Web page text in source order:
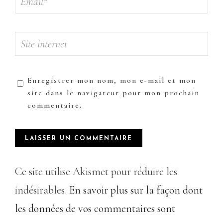
Enregistrer mon nom, mon e-mail et mon
site dans le navigateur pour mon prochain
commentaire.
Ce site utilise Akismet pour réduire les
indésirables. En savoir plus sur la façon dont
les données de vos commentaires sont